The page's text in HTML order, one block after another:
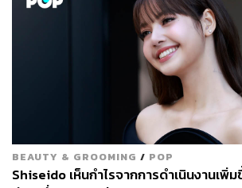
2. Innisfree Green Christmas/
Diffuser (900 บาท)
BEAUTY & GROOMING / POP
Shiseido เห็นกำไรจากการดำเนินงานเพิ่ม